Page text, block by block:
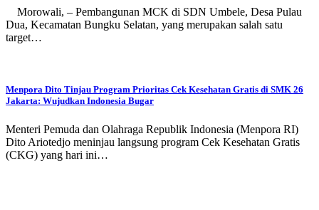
Morowali, – Pembangunan MCK di SDN Umbele, Desa Pulau
Dua, Kecamatan Bungku Selatan, yang merupakan salah satu
target…
Menpora Dito Tinjau Program Prioritas Cek Kesehatan Gratis di SMK 26
Jakarta: Wujudkan Indonesia Bugar
Menteri Pemuda dan Olahraga Republik Indonesia (Menpora RI)
Dito Ariotedjo meninjau langsung program Cek Kesehatan Gratis
(CKG) yang hari ini…